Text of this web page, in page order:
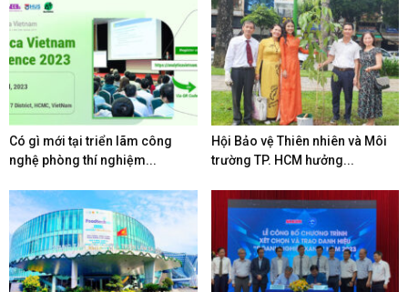
Có gì mới tại triển lãm công
nghệ phòng thí nghiệm...
Hội Bảo vệ Thiên nhiên và Môi
trường TP. HCM hưởng...